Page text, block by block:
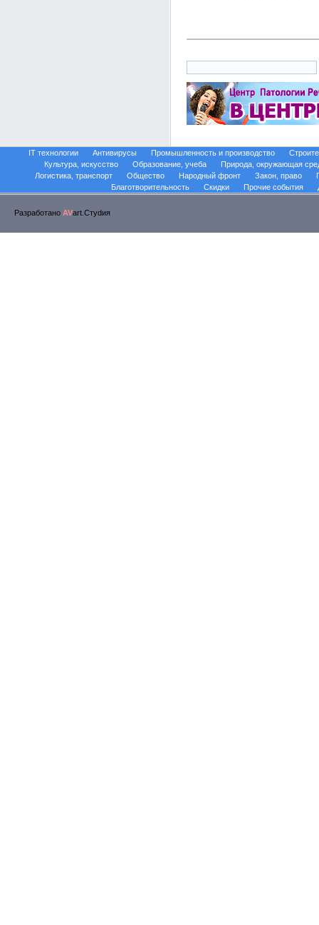
IT технологии Антивирусы Промышленность и производство
Культура, искусство
Образование, учеба
Природа, окружающая
Логистика, транспорт
Общество Народный фронт Закон, право
Благотворительность
Скидки Прочие события
Разработано AVart.Стуdия